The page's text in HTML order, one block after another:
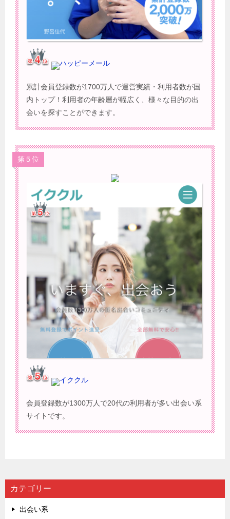
ハッピーメール
累計会員登録数が1700万人で運営実績・利用者数が国
内トップ！利用者の年齢層が幅広く、様々な目的の出
会いを探すことができます。
第５位
イククル
会員登録数が1300万人で20代の利用者が多い出会い系
サイトです。
カテゴリー
出会い系